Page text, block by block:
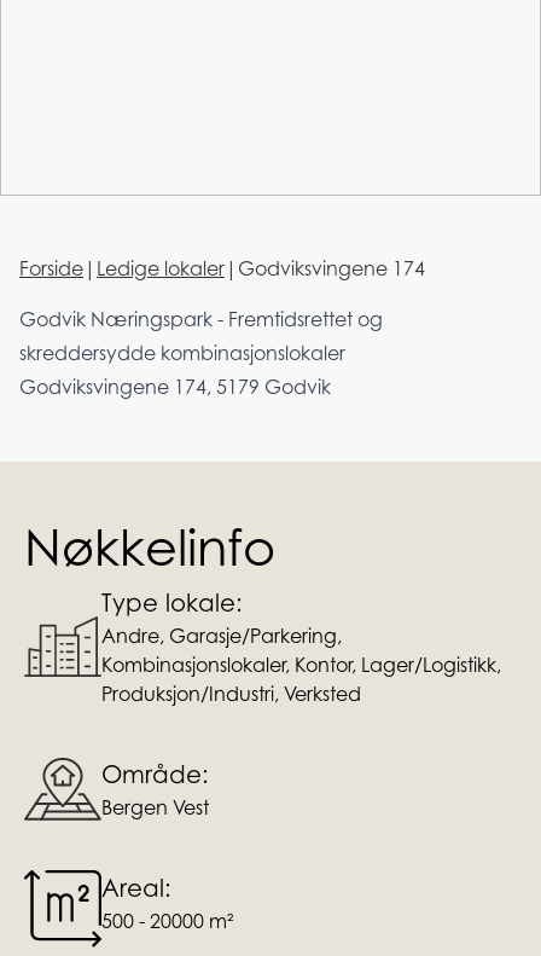
Forside | Ledige lokaler | Godviksvingene 174
Godvik Næringspark - Fremtidsrettet og
skreddersydde kombinasjonslokaler
Godviksvingene 174, 5179 Godvik
Nøkkelinfo
Type lokale:
Andre, Garasje/Parkering,
Kombinasjonslokaler, Kontor, Lager/Logistikk,
Produksjon/Industri, Verksted
Område:
Bergen Vest
Areal:
500 - 20000 m²